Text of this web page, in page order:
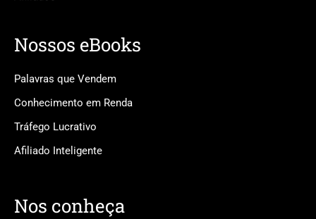
Nossos eBooks
Palavras que Vendem
Conhecimento em Renda
Tráfego Lucrativo
Afiliado Inteligente
Nos conheça